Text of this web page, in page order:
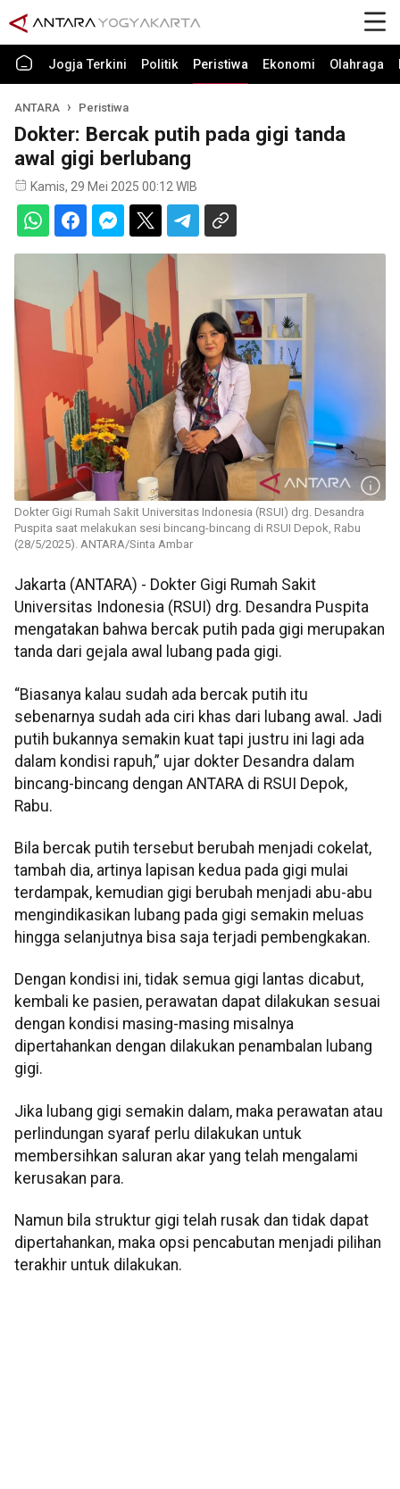
Jogja Terkini Politik Peristiwa Ekonomi Olahraga
ANTARA Peristiwa
Dokter: Bercak putih pada gigi tanda
awal gigi berlubang
Kamis, 29 Mei 2025 00:12 WIB
Dokter Gigi Rumah Sakit Universitas Indonesia (RSUI) drg. Desandra
Puspita saat melakukan sesi bincang-bincang di RSUI Depok, Rabu
(28/5/2025). ANTARA/Sinta Ambar
Jakarta (ANTARA) - Dokter Gigi Rumah Sakit
Universitas Indonesia (RSUI) drg. Desandra Puspita
mengatakan bahwa bercak putih pada gigi merupakan
tanda dari gejala awal lubang pada gigi.
“Biasanya kalau sudah ada bercak putih itu
sebenarnya sudah ada ciri khas dari lubang awal. Jadi
putih bukannya semakin kuat tapi justru ini lagi ada
dalam kondisi rapuh,” ujar dokter Desandra dalam
bincang-bincang dengan ANTARA di RSUI Depok,
Rabu.
Bila bercak putih tersebut berubah menjadi cokelat,
tambah dia, artinya lapisan kedua pada gigi mulai
terdampak, kemudian gigi berubah menjadi abu-abu
mengindikasikan lubang pada gigi semakin meluas
hingga selanjutnya bisa saja terjadi pembengkakan.
Dengan kondisi ini, tidak semua gigi lantas dicabut,
kembali ke pasien, perawatan dapat dilakukan sesuai
dengan kondisi masing-masing misalnya
dipertahankan dengan dilakukan penambalan lubang
gigi.
Jika lubang gigi semakin dalam, maka perawatan atau
perlindungan syaraf perlu dilakukan untuk
membersihkan saluran akar yang telah mengalami
kerusakan para.
Namun bila struktur gigi telah rusak dan tidak dapat
dipertahankan, maka opsi pencabutan menjadi pilihan
terakhir untuk dilakukan.